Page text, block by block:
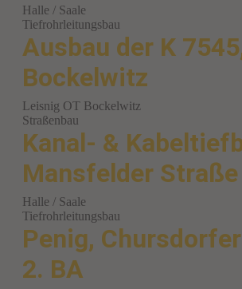
Halle / Saale
Tiefrohrleitungsbau
Ausbau der K
Bockelwitz
Leisnig OT Bockelwitz
Straßenbau
Kanal- &
Mansfelder Straße
Halle / Saale
Tiefrohrleitungsbau
Penig,
2. BA